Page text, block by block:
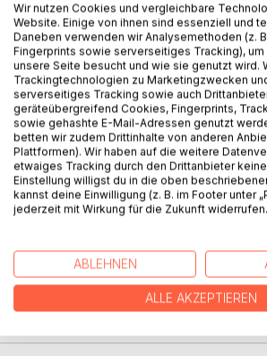
Auf die Merkliste
Titel bewerten
BESCHREIBUNG
In meinem Buch möchte ich Euch die
Konzepte als Beispiel zeigen. Die
Unrecht eine nicht besonders
da viele das Kunstwerk nicht in Ihrer
ganzheitlichen Struktur umreisen und
Wir nutzen Cookies und vergleichbare
Website. Einige von ihnen sind essenziell und
Daneben verwenden wir Analysemethoden (z.
Fingerprints sowie serverseitiges Tracking),
unsere Seite besucht und wie sie genutzt wird.
Trackingtechnologien zu Marketingzwecken
serverseitiges Tracking sowie auch
geräteübergreifend Cookies, Fingerprints,
sowie gehashte E-Mail-Adressen genutzt
betten wir zudem Drittinhalte von anderen
Plattformen). Wir haben auf die weitere
etwaiges Tracking durch den Drittanbieter
Einstellung willigst du in die oben
kannst deine Einwilligung (z. B. im Footer unter
jederzeit mit Wirkung für die Zukunft
ABLEHNEN
ALLE AKZEPTIEREN